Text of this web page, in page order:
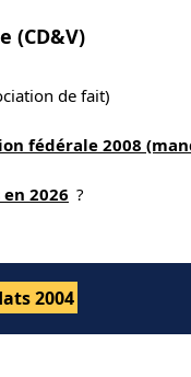
(CD&V)
de fait)
fédérale 2008
2026 ?
2004